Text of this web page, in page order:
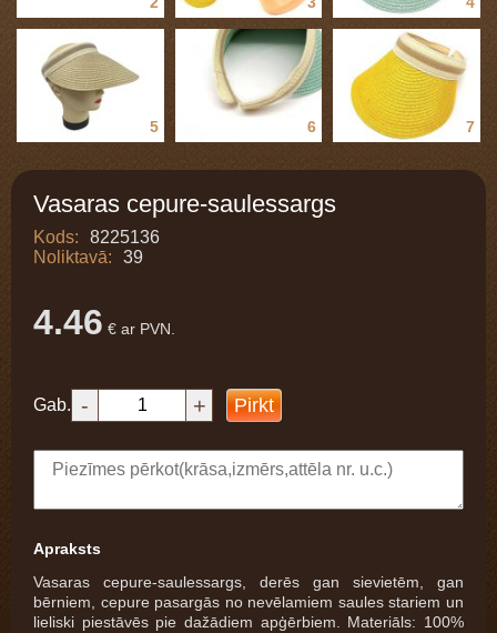
5 6 7
Vasaras cepure-saulessargs
Kods:
8225136
Noliktavā:
39
4.46 € ar PVN.
Gab. - + Pirkt
Apraksts
Vasaras cepure-saulessargs, derēs gan sievietēm, gan
bērniem, cepure pasargās no nevēlamiem saules stariem un
lieliski piestāvēs pie dažādiem apģērbiem. Materiāls: 100%